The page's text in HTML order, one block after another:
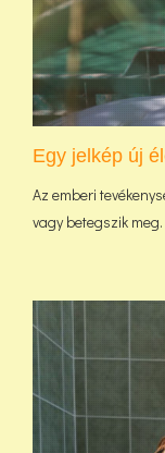
Egy jelkép új
Az emberi
vagy betegszik